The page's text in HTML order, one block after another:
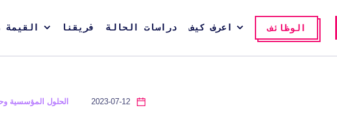
فريقنا دراسات الحالة اعرف كيف الوظائف
2023-07-12 الحلول المؤسسية